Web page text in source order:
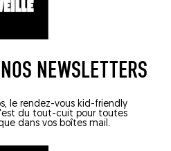
NEWSLETTERS
le rendez-vous kid-friendly
du tout-cuit pour toutes
dans vos boîtes mail.
RESTOBAR
BIBINE CLUB
Marseille (13007)